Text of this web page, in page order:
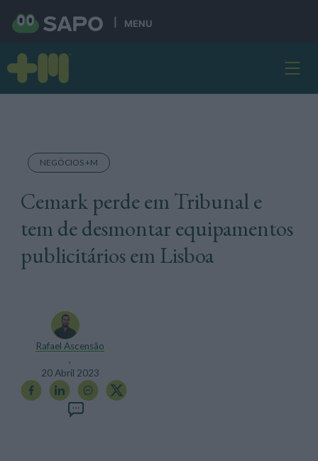
MENU
NEGÓCIOS +M
Cemark perde em Tribunal e
tem de desmontar equipamentos
publicitários em Lisboa
Rafael Ascensão
,
20 Abril 2023